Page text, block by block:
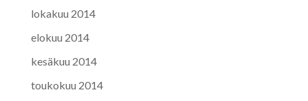
lokakuu 2014
elokuu 2014
kesäkuu 2014
toukokuu 2014